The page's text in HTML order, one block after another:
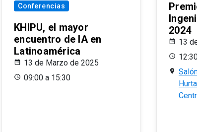
Conferencias
KHIPU, el mayor
encuentro de IA en
Latinoamérica
13 de Marzo de 2025
09:00 a 15:30
2024
13